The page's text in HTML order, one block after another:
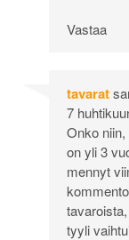
Vastaa
tavarat
7
Onko
on yli 3
mennyt
tyyli